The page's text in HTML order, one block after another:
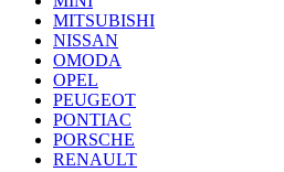
MITSUBISHI
NISSAN
OMODA
OPEL
PEUGEOT
PONTIAC
PORSCHE
RENAULT